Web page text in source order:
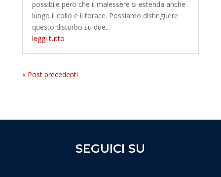
possibile però che il malessere si estenda anche
lungo il collo e il torace. Possiamo distinguere
questo disturbo su due...
leggi tutto
« Post precedenti
SEGUICI SU